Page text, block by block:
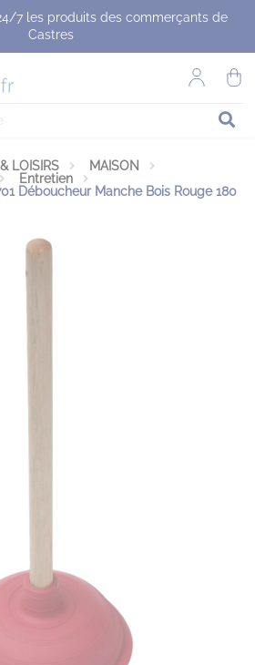
7 les produits des commerçants de
Castres
LOISIRS
MAISON
Entretien
Déboucheur Manche Bois Rouge 180